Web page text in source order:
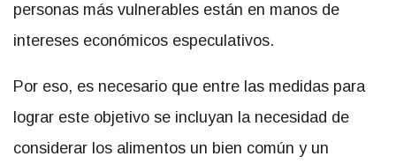
personas más vulnerables están en manos de
intereses económicos especulativos.
Por eso, es necesario que entre las medidas para
lograr este objetivo se incluyan la necesidad de
considerar los alimentos un bien común y un